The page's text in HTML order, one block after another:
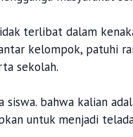
terlibat dalam
kelompok, patuhi
sekolah.
bahwa kalian
untuk menjadi